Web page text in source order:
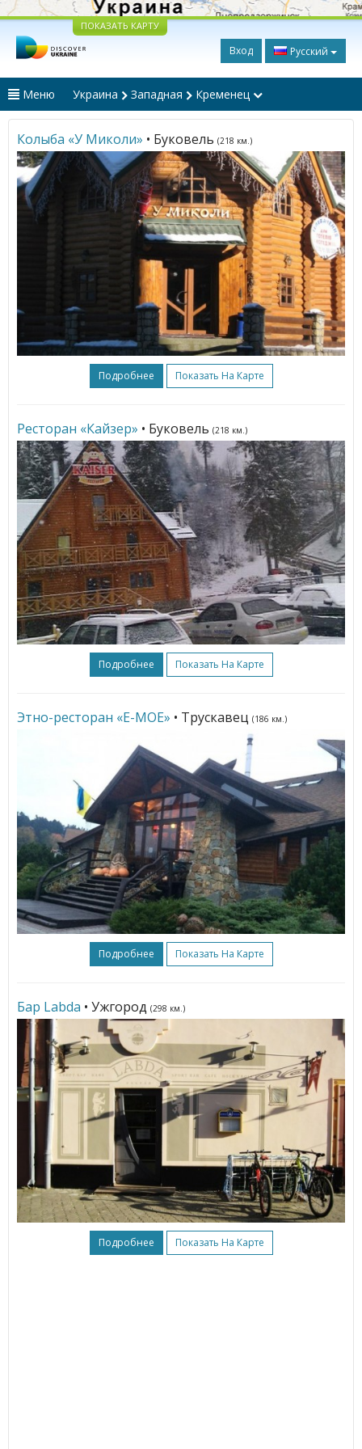
ПОКАЗАТЬ КАРТУ
Вход Русский
Меню Украина Западная Кременец
Колыба «У Миколи» • Буковель (218 км.)
Подробнее Показать На Карте
Ресторан «Кайзер» • Буковель (218 км.)
Подробнее Показать На Карте
Этно-ресторан «Е-МОЕ» • Трускавец (186 км.)
Подробнее Показать На Карте
Бар Labda • Ужгород (298 км.)
Подробнее Показать На Карте